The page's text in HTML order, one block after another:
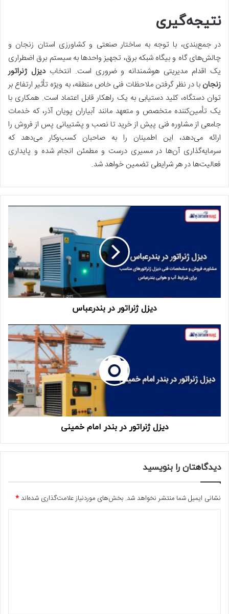
نتیجه‌گیری
در جمع‌بندی، با توجه به ساختار صنعتی و کشاورزی استان زنجان و
چالش‌های گاه و بیگاه شبکه برق، تجهیز واحدها به سیستم برق اضطراری
یک اقدام مدیریتی هوشمندانه و ضروری است. انتخابدیزل ژنراتور
زنجان با در نظر گرفتن ملاحظات فنی خاص منطقه، به ویژه تأثیر ارتفاع بر
توان دستگاه، کلید دستیابی به یک راهکار قابل اعتماد است. همکاری با
یک تأمین‌کننده متخصص و متعهد مانند آبیاران پویان آذر، که خدمات
جامعی از مشاوره فنی پیش از خرید تا نصب و پشتیبانی پس از فروش را
ارائه می‌دهد، این اطمینان را به صاحبان کسب‌وکار می‌دهد که
سرمایه‌گذاری آن‌ها در مسیری درست و مطمئن انجام شده و پایداری
فعالیت‌ها در هر شرایطی تضمین خواهد شد.
دیزل ژنراتور در بندرعباس
دیزل ژنراتور در بندر امام خمینی
دیدگاهتان را بنویسید
نشانی ایمیل شما منتشر نخواهد شد. بخش‌های موردنیاز علامت‌گذاری شده‌اند*